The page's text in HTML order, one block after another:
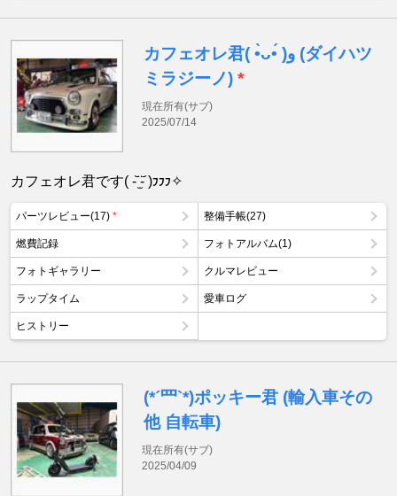
カフェオレ君( •̀ᴗ•́ )و (ダイハツ
ミラジーノ) *
現在所有(サブ)
2025/07/14
カフェオレ君です( -᷅ ̫̈-᷄ )𐑲𐑲𐑲✧
パーツレビュー(17) * 整備手帳(27)
燃費記録 フォトアルバム(1)
フォトギャラリー クルマレビュー
ラップタイム 愛車ログ
ヒストリー
(*´罒`*)ポッキー君 (輸入車その
他 自転車)
現在所有(サブ)
2025/04/09